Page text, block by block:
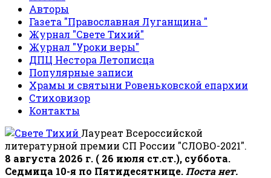
Авторы
Газета "Православная Луганщина "
Журнал "Свете Тихий"
Журнал "Уроки веры"
ДПЦ Нестора Летописца
Популярные записи
Храмы и святыни Ровеньковской епархии
Стиховизор
Контакты
Лауреат Всероссийской
литературной премии СП России "СЛОВО-2021".
8 августа 2026 г. ( 26 июля ст.ст.), суббота.
Седмица 10-я по Пятидесятнице. Поста нет.